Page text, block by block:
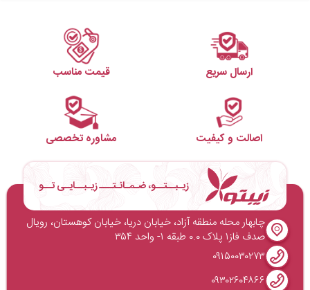
ارسال سریع قیمت مناسب
اصالت و کیفیت مشاوره تخصصی
زیـبــتــو، ضـمـانـتـــ زیـبــایـی تــو
چابهار محله منطقه آزاد، خیابان دریا، خیابان کوهستان، رویال
صدف فاز۱ پلاک ۰.۰ طبقه ۱- واحد ۳۵۴
۰۹۱۵۰۰۳۰۲۷۳
۰۹۳۰۲۶۰۴۸۶۶